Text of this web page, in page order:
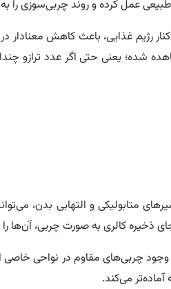
عمل کرده و روند چربی‌سوزی
متابولیکی و التهابی بدن،
ذخیره کالری به صورت چربی، آن‌ها
وجود چربی‌های مقاوم در نواحی
می‌کند.